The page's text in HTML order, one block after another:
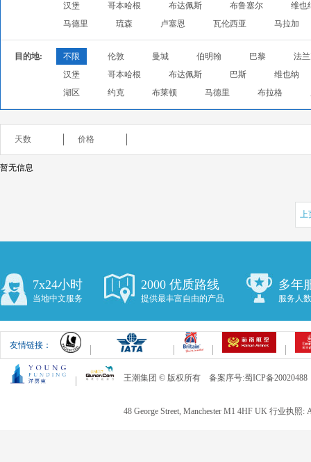
汉堡
哥本哈根 布达佩斯 布鲁塞尔
维也
马德里
琉森 卢塞恩 瓦伦西亚 马拉加
目的地: 不限 伦敦 曼城 伯明翰 巴黎
法
汉堡
哥本哈根 布达佩斯 巴斯
维也纳
湖区
约克 布莱顿 马德里 布拉格
天数 价格
暂无信息
上
7x24小时
当地中文服务
2000 优质路线
提供最丰富自由的产品
多年
服务人
友情链接：
王潮集团 © 版权所有 备案序号:蜀ICP备20020488
48 George Street, Manchester M1 4HF UK 行业执照